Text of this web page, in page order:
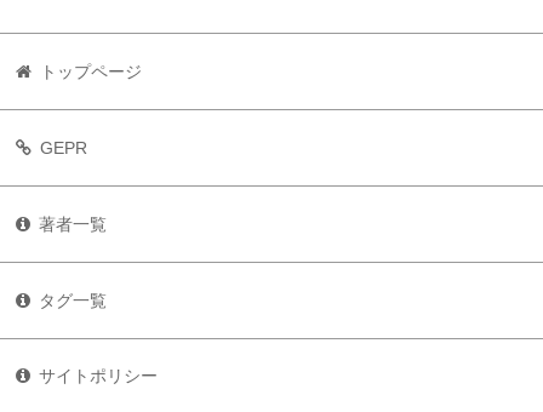
トップページ
GEPR
著者一覧
タグ一覧
サイトポリシー